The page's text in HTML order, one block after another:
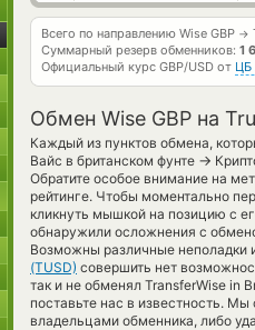
Всего по направлению Wise GBP →
Суммарный резерв обменников: 1
Официальный курс GBP/USD от ЦБ
Обмен Wise GBP на
Каждый из пунктов обмена,
Вайс в британском фунте →
Обратите особое внимание на
рейтинге. Чтобы моментально
кликнуть мышкой на позицию с
обнаружили осложнения с
Возможны различные неполадки
(TUSD) совершить нет
так и не обменял TransferWise in
поставьте нас в известность.
владельцами обменника, либо